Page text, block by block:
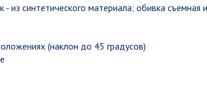
из синтетического материала; обивка съемная
(наклон до 45 градусов)